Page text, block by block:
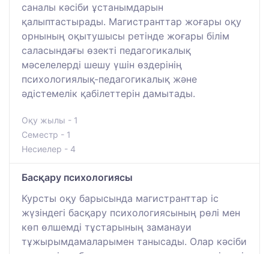
саналы кәсіби ұстанымдарын
қалыптастырады. Магистранттар жоғары оқу
орнының оқытушысы ретінде жоғары білім
саласындағы өзекті педагогикалық
мәселелерді шешу үшін өздерінің
психологиялық-педагогикалық және
әдістемелік қабілеттерін дамытады.
Оқу жылы - 1
Семестр - 1
Несиелер - 4
Басқару психологиясы
Курсты оқу барысында магистранттар іс
жүзіндегі басқару психологиясының рөлі мен
көп өлшемді тұстарының заманауи
тұжырымдамаларымен танысады. Олар кәсіби